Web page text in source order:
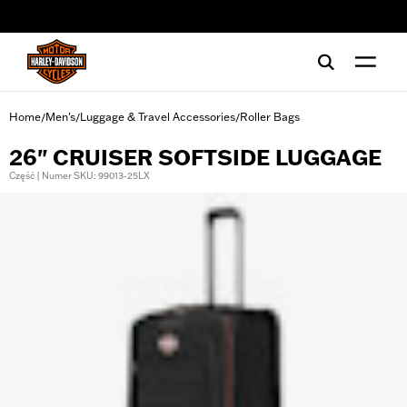
Home/Men's/Luggage & Travel Accessories/Roller Bags
26" CRUISER SOFTSIDE LUGGAGE
Część | Numer SKU: 99013-25LX